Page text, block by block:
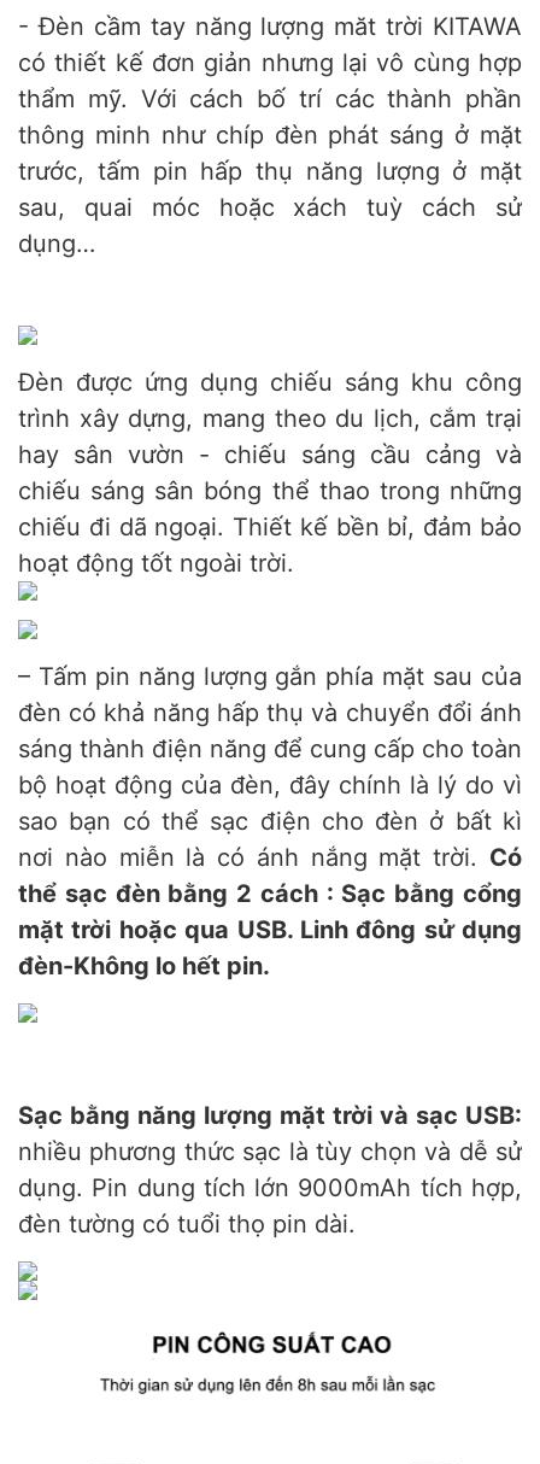
- Đèn cầm tay năng lượng măt trời KITAWA
có thiết kế đơn giản nhưng lại vô cùng hợp
thẩm mỹ. Với cách bố trí các thành phần
thông minh như chíp đèn phát sáng ở mặt
trước, tấm pin hấp thụ năng lượng ở mặt
sau, quai móc hoặc xách tuỳ cách sử
dụng…
Đèn được ứng dụng chiếu sáng khu công
trình xây dựng, mang theo du lịch, cắm trại
hay sân vườn - chiếu sáng cầu cảng và
chiếu sáng sân bóng thể thao trong những
chiếu đi dã ngoại. Thiết kế bền bỉ, đảm bảo
hoạt động tốt ngoài trời.
– Tấm pin năng lượng gắn phía mặt sau của
đèn có khả năng hấp thụ và chuyển đổi ánh
sáng thành điện năng để cung cấp cho toàn
bộ hoạt động của đèn, đây chính là lý do vì
sao bạn có thể sạc điện cho đèn ở bất kì
nơi nào miễn là có ánh nắng mặt trời. Có
thể sạc đèn bằng 2 cách : Sạc bằng cổng
mặt trời hoặc qua USB. Linh đông sử dụng
đèn-Không lo hết pin.
Sạc bằng năng lượng mặt trời và sạc USB:
nhiều phương thức sạc là tùy chọn và dễ sử
dụng. Pin dung tích lớn 9000mAh tích hợp,
đèn tường có tuổi thọ pin dài.